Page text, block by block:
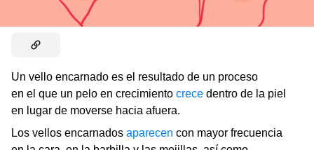
Un vello encarnado es el resultado de un proceso
en el que un pelo en crecimiento crece dentro de la piel
en lugar de moverse hacia afuera.
Los vellos encarnados aparecen con mayor frecuencia